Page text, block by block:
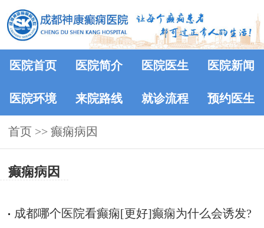
医院首页 医院简介 医院医生 医院新闻
医院环境 来院路线 就诊流程 预约医生
首页 >> 癫痫病因
癫痫病因
成都哪个医院看癫痫[更好]癫痫为什么会诱发?